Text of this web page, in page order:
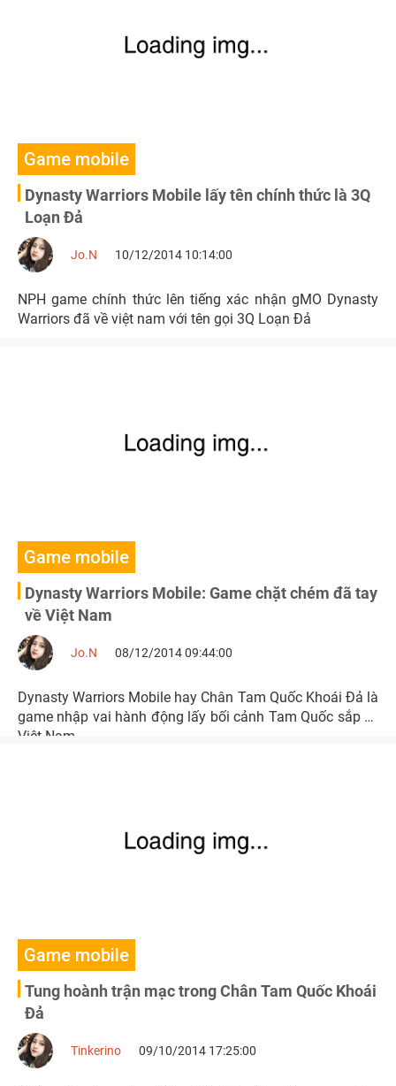
Game mobile
Dynasty Warriors Mobile lấy tên chính thức là 3Q
Loạn Đả
Jo.N 10/12/2014 10:14:00
NPH game chính thức lên tiếng xác nhận gMO Dynasty
Warriors đã về việt nam với tên gọi 3Q Loạn Đả
Game mobile
Dynasty Warriors Mobile: Game chặt chém đã tay
về Việt Nam
Jo.N 08/12/2014 09:44:00
Dynasty Warriors Mobile hay Chân Tam Quốc Khoái Đả là
game nhập vai hành động lấy bối cảnh Tam Quốc sắp về
Việt Nam.
Game mobile
Tung hoành trận mạc trong Chân Tam Quốc Khoái
Đả
Tinkerino 09/10/2014 17:25:00